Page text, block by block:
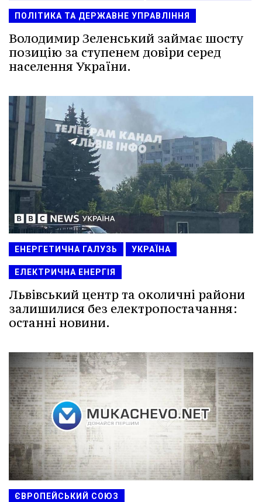
ПОЛІТИКА ТА ДЕРЖАВНЕ УПРАВЛІННЯ
Володимир Зеленський займає шосту
позицію за ступенем довіри серед
населення України.
ЕНЕРГЕТИЧНА ГАЛУЗЬ УКРАЇНА
ЕЛЕКТРИЧНА ЕНЕРГІЯ
Львівський центр та околичні райони
залишилися без електропостачання:
останні новини.
ЄВРОПЕЙСЬКИЙ СОЮЗ